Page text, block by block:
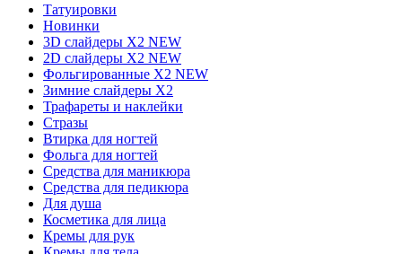
Татуировки
Новинки
3D слайдеры X2 NEW
2D слайдеры X2 NEW
Фольгированные X2 NEW
Зимние слайдеры Х2
Трафареты и наклейки
Стразы
Втирка для ногтей
Фольга для ногтей
Средства для маникюра
Средства для педикюра
Для душа
Косметика для лица
Кремы для рук